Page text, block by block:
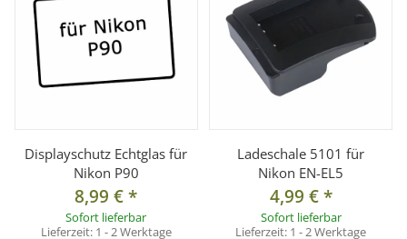
Displayschutz Echtglas für
Nikon P90
8,99 €*
Sofort lieferbar
Lieferzeit: 1 - 2 Werktage
Ladeschale 5101 für
Nikon EN-EL5
4,99 €*
Sofort lieferbar
Lieferzeit: 1 - 2 Werktage